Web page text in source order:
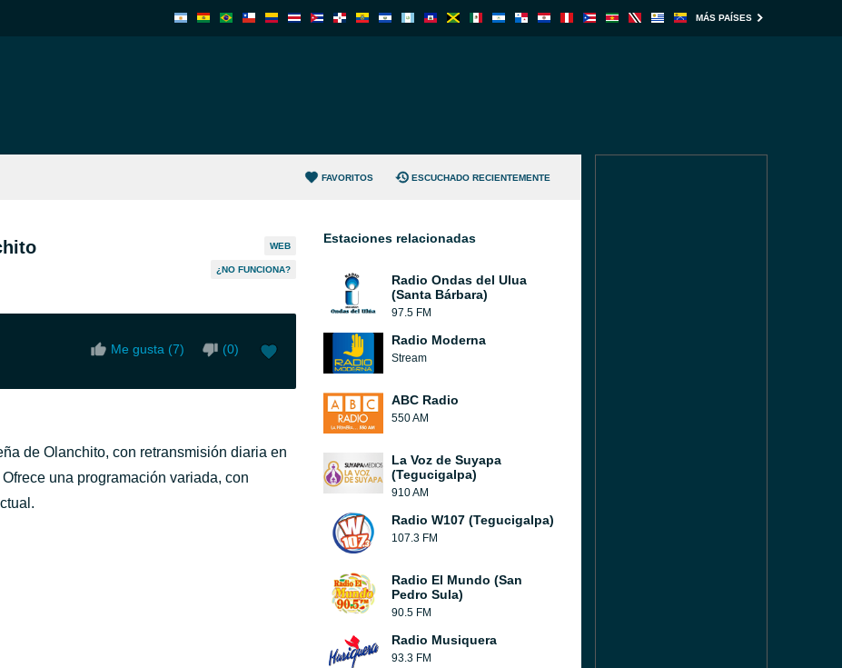
MÁS PAÍSES
FAVORITOS ESCUCHADO RECIENTEMENTE
WEB
¿NO FUNCIONA?
Me gusta (7) (0)
de Olanchito, con retransmisión diaria en
una programación variada, con
Estaciones relacionadas
Radio Ondas del Ulua
(Santa Bárbara)
97.5 FM
Radio Moderna
Stream
ABC Radio
550 AM
La Voz de Suyapa
(Tegucigalpa)
910 AM
Radio W107 (Tegucigalpa)
107.3 FM
Radio El Mundo (San
Pedro Sula)
90.5 FM
Radio Musiquera
93.3 FM